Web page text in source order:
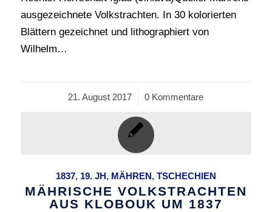
ausgezeichnete Volkstrachten. In 30 kolorierten
Blättern gezeichnet und lithographiert von
Wilhelm…
21. August 2017
/ 0 Kommentare
1837, 19. JH, MÄHREN, TSCHECHIEN
MÄHRISCHE VOLKSTRACHTEN
AUS KLOBOUK UM 1837